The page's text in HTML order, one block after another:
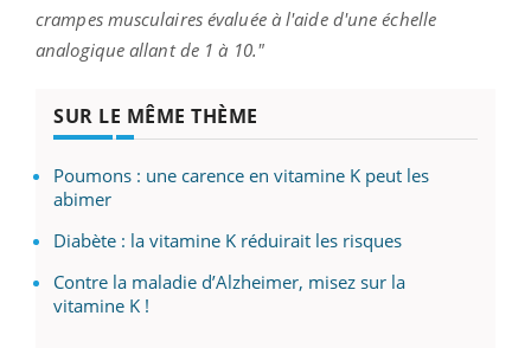
crampes musculaires évaluée à l'aide d'une échelle
analogique allant de 1 à 10."
SUR LE MÊME THÈME
Poumons : une carence en vitamine K peut les
abimer
Diabète : la vitamine K réduirait les risques
Contre la maladie d’Alzheimer, misez sur la
vitamine K !